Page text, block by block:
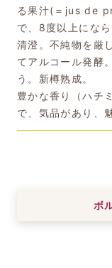
る果汁(＝jus de
で、8度以上にな
清澄。不純物を厳
てアルコール発酵
う。新樽熟成。
豊かな香り（ハチ
で、気品があり、
ボ